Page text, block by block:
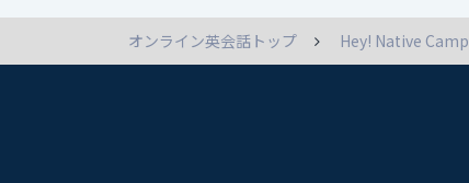
オンライン英会話トップ Hey! Native Camp